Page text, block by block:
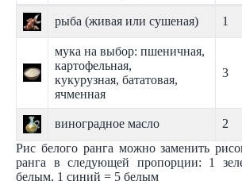
рыба (живая или сушеная) 1
мука на выбор: пшеничная,
картофельная,
кукурузная, бататовая,
ячменная
3
виноградное масло
2
Рис белого ранга можно заменить
ранга в следующей пропорции: 1
белым, 1 синий = 5 белым